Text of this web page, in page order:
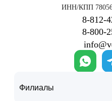
ИНН/КПП
Филиалы